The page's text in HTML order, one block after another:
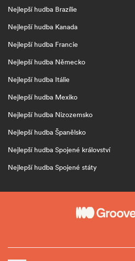
Nejlepší hudba Brazílie
Nejlepší hudba Kanada
Nejlepší hudba Francie
Nejlepší hudba Německo
Nejlepší hudba Itálie
Nejlepší hudba Mexiko
Nejlepší hudba Nizozemsko
Nejlepší hudba Španělsko
Nejlepší hudba Spojené království
Nejlepší hudba Spojené státy